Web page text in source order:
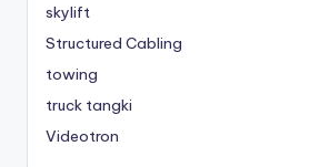
skylift
Structured Cabling
towing
truck tangki
Videotron